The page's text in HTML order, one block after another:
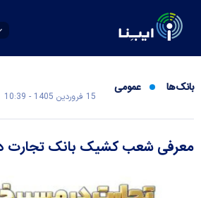
بانک‌ها عمومی
15 فروردين 1405 - 10:39
معرفی شعب کشیک بانک تجارت در روز ۱۵